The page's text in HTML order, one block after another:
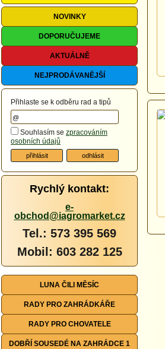
NOVINKY
DOPORUČUJEME
AKTUÁLNĚ
NEJPRODÁVANĚJŠÍ
Přihlaste se k odběru rad a tipů
Souhlasím se zpracováním
osobních údajů
Rychlý kontakt:
e-
obchod@iagromarket.cz
Tel.: 573 395 569
Mobil: 603 282 125
LUNA ČILI MĚSÍC
RADY PRO ZAHRÁDKÁŘE
RADY PRO CHOVATELE
DOBŘÍ SOUSEDÉ NA ZAHRÁDCE 1